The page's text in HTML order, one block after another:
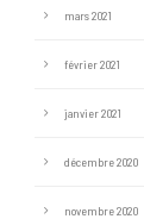
mars 2021
février 2021
janvier 2021
décembre 2020
novembre 2020